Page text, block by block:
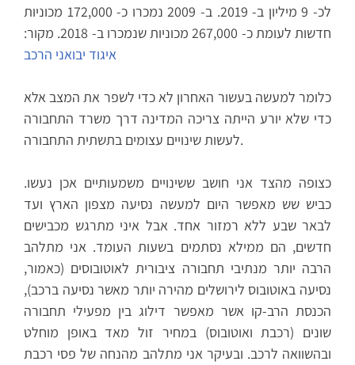
לכ- 9 מיליון ב- 2019. ב- 2009 נמכרו כ- 172,000 מכוניות
חדשות לעומת כ- 267,000 מכוניות שנמכרו ב- 2018. מקור:
איגוד יבואני הרכב
כלומר למעשה בעשור האחרון לא כדי לשפר את המצב אלא
כדי שלא יורע הייתה צריכה המדינה דרך משרד התחבורה
לעשות שינויים עצומים בתשתית התחבורה.
כצופה מהצד אני חושב ששינויים משמעותיים אכן נעשו.
כביש שש מאפשר היום למעשה נסיעה מצפון הארץ ועד
לבאר שבע ללא רמזור אחד. אבל איני מתרגש מכבישים
חדשים, הם ממילא נסתמים בשעות העומד. אני מתלהב
הרבה יותר מנתיבי תחבורה ציבורית לאוטובוסים (כאמור,
נסיעה באוטובוס לירושלים מהירה יותר מאשר נסיעה ברכב),
הכנסת הרב-קו אשר מאפשר דילוג בין מפעילי תחבורה
שונים (רכבת ואוטובוס) במחיר זול מאד באופן מוחלט
ובהשוואה לרכב. ובעיקר אני מתלהב מהנחה של פסי רכבת